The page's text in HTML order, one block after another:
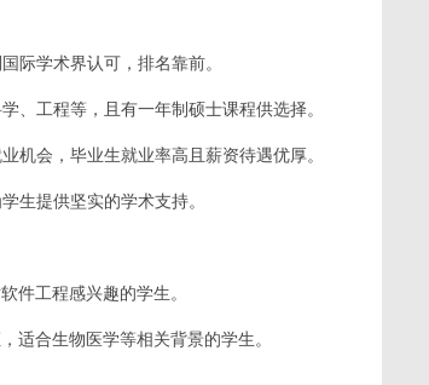
际学术界认可，排名靠前。
、工程等，且有一年制硕士课程供选择。
机会，毕业生就业率高且薪资待遇优厚。
生提供坚实的学术支持。
件工程感兴趣的学生。
适合生物医学等相关背景的学生。